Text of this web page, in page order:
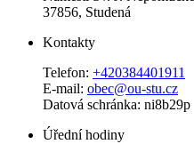
37856, Studená
Kontakty
Telefon: +420384401911
E-mail: obec@ou-stu.cz
Datová schránka: ni8b29p
Úřední hodiny